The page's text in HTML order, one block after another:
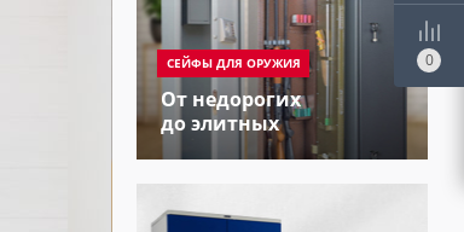
СЕЙФЫ ДЛЯ ОРУЖИЯ
От недорогих
до элитных
0